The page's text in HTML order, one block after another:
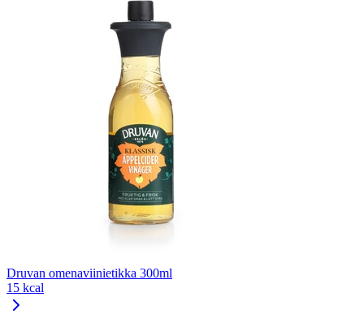
Druvan omenaviinietikka 300ml
15 kcal